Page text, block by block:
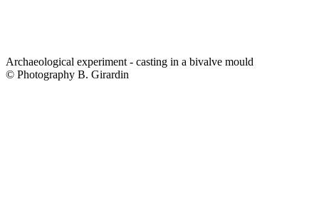
Archaeological experiment - casting in a bivalve mould
© Photography B. Girardin